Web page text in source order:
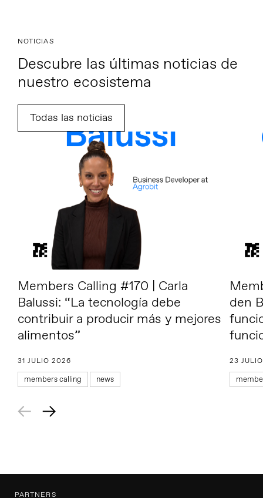
NOTICIAS
Descubre las últimas noticias de
nuestro ecosistema
Todas las noticias
Members Calling #170 | Carla
Balussi: “La tecnología debe
contribuir a producir más y mejores
alimentos”
31 JULIO 2026
members calling news
den
23
PARTNERS